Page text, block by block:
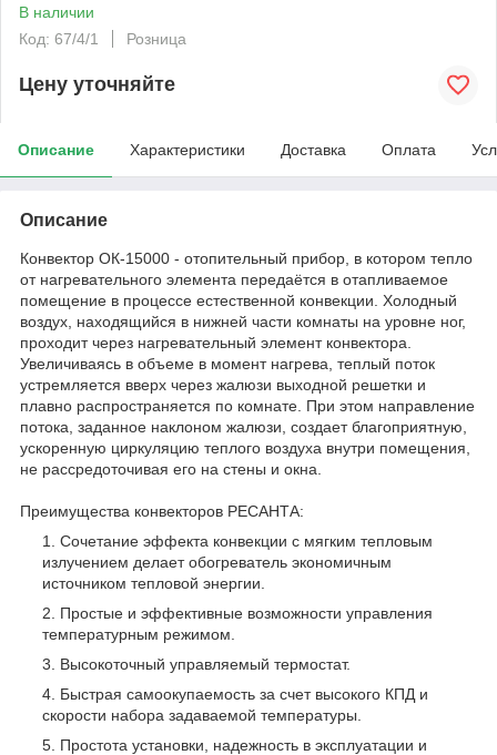
В наличии
Код: 67/4/1
Розница
Цену уточняйте
Описание Характеристики Доставка Оплата
Описание
Конвектор ОК-15000 - отопительный прибор, в котором тепло
от нагревательного элемента передаётся в отапливаемое
помещение в процессе естественной конвекции. Холодный
воздух, находящийся в нижней части комнаты на уровне ног,
проходит через нагревательный элемент конвектора.
Увеличиваясь в объеме в момент нагрева, теплый поток
устремляется вверх через жалюзи выходной решетки и
плавно распространяется по комнате. При этом направление
потока, заданное наклоном жалюзи, создает благоприятную,
ускоренную циркуляцию теплого воздуха внутри помещения,
не рассредоточивая его на стены и окна.
Преимущества конвекторов РЕСАНТА:
Сочетание эффекта конвекции с мягким тепловым
излучением делает обогреватель экономичным
источником тепловой энергии.
Простые и эффективные возможности управления
температурным режимом.
Высокоточный управляемый термостат.
Быстрая самоокупаемость за счет высокого КПД и
скорости набора задаваемой температуры.
Простота установки, надежность в эксплуатации и